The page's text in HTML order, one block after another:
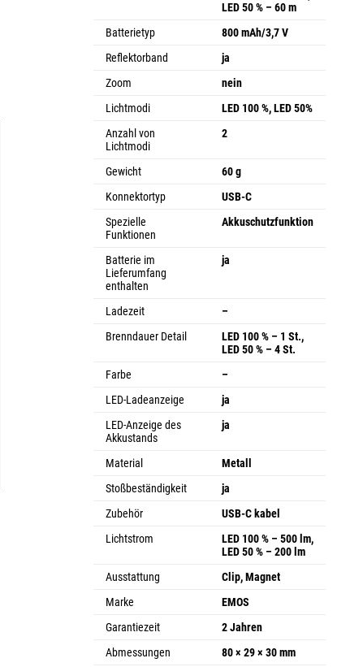
LED 50 % – 60 m
Batterietyp
800 mAh/3,7 V
Reflektorband
ja
Zoom
nein
Lichtmodi
LED 100 %, LED 50%
Anzahl von
Lichtmodi
2
Gewicht
60 g
Konnektortyp
USB-C
Spezielle
Funktionen
Akkuschutzfunktion
Batterie im
Lieferumfang
enthalten
ja
Ladezeit
–
Brenndauer Detail
LED 100 % – 1 St.,
LED 50 % – 4 St.
Farbe
–
LED-Ladeanzeige
ja
LED-Anzeige des
Akkustands
ja
Material
Metall
Stoßbeständigkeit
ja
Zubehör
USB-C kabel
Lichtstrom
LED 100 % – 500 lm,
LED 50 % – 200 lm
Ausstattung
Clip, Magnet
Marke
EMOS
Garantiezeit
2 Jahren
Abmessungen
80 × 29 × 30 mm